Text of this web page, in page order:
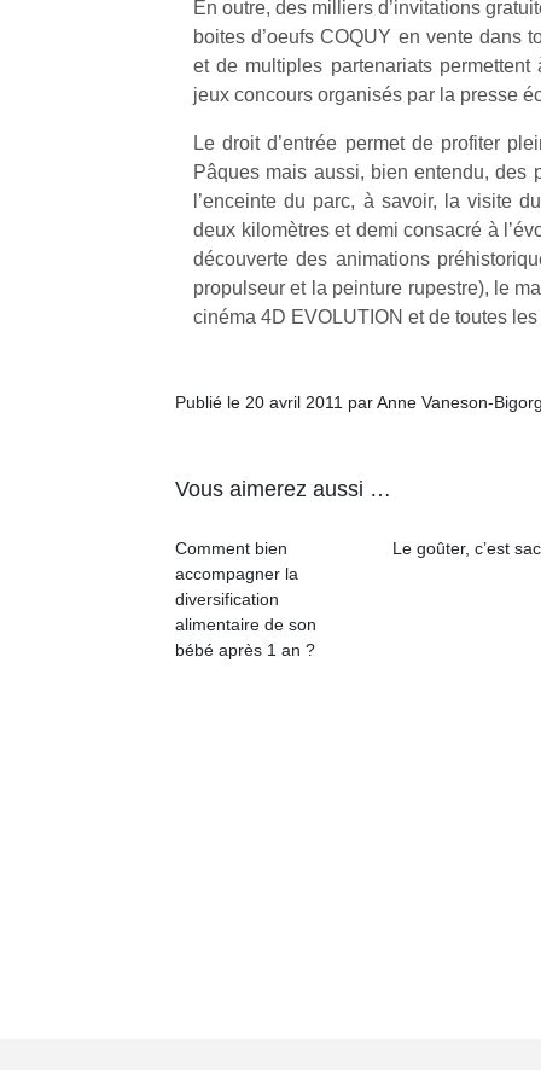
En outre, des milliers d’invitations
boites d’oeufs COQUY en vente dans
et de multiples partenariats permettent
jeux concours organisés par la presse
Le droit d’entrée permet de profiter
Pâques mais aussi, bien entendu, des
l’enceinte du parc, à savoir, la visite
deux kilomètres et demi consacré à
découverte des animations
propulseur et la peinture rupestre), le
cinéma 4D EVOLUTION et de toutes
Publié le 20 avril 2011 par Anne Vaneson-
Vous aimerez aussi …
Comment bien
accompagner la
diversification
alimentaire de son
bébé après 1 an ?
Le goûter, c’est
physique
ou
apprentissage…